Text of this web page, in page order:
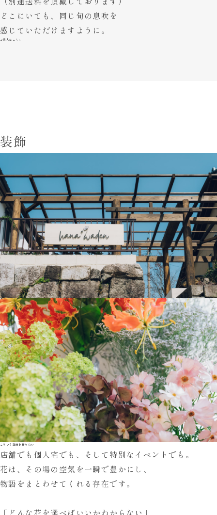
どこにいても、同じ旬の息吹を
感じていただけますように。
ご購入はこちら
装飾
こういう空間を作りたい
店舗でも個人宅でも、
そして特別なイベントでも。
花は、その場の空気を一瞬で豊かにし、
物語をまとわせてくれる存在です。
「どんな花を選べばいいかわからない」